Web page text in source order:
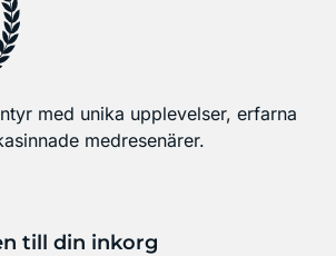
med unika upplevelser, erfarna
medresenärer.
till din inkorg